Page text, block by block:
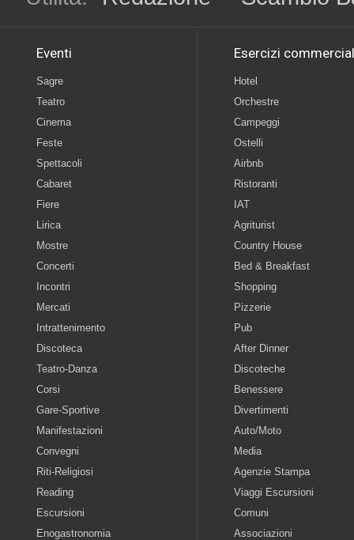
Eventi
Sagre
Teatro
Cinema
Feste
Spettacoli
Cabaret
Fiere
Lirica
Mostre
Concerti
Incontri
Mercati
Intrattenimento
Discoteca
Teatro-Danza
Corsi
Gare-Sportive
Manifestazioni
Convegni
Riti-Religiosi
Reading
Escursioni
Enogastronomia
Esercizi
Hotel
Orchestre
Campeggi
Ostelli
Airbnb
Ristoranti
IAT
Agriturist
Country House
Bed & Breakfast
Shopping
Pizzerie
Pub
After Dinner
Discoteche
Benessere
Divertimenti
Auto/Moto
Media
Agenzie Stampa
Viaggi Escursioni
Comuni
Associazioni